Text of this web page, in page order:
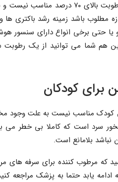
مطلوب باشد زمینه رشد باکتری ها
حتی برخی انواع دارای سنسور
این هم شما می توانید از یک
برای کودکان
کودک مناسب نیست به علت
سرد است که کاملا بی خطر می
بلامانع است.
که مرطوب کننده برای سرفه
بیش از ۳ هفته ادامه یابد حتما به